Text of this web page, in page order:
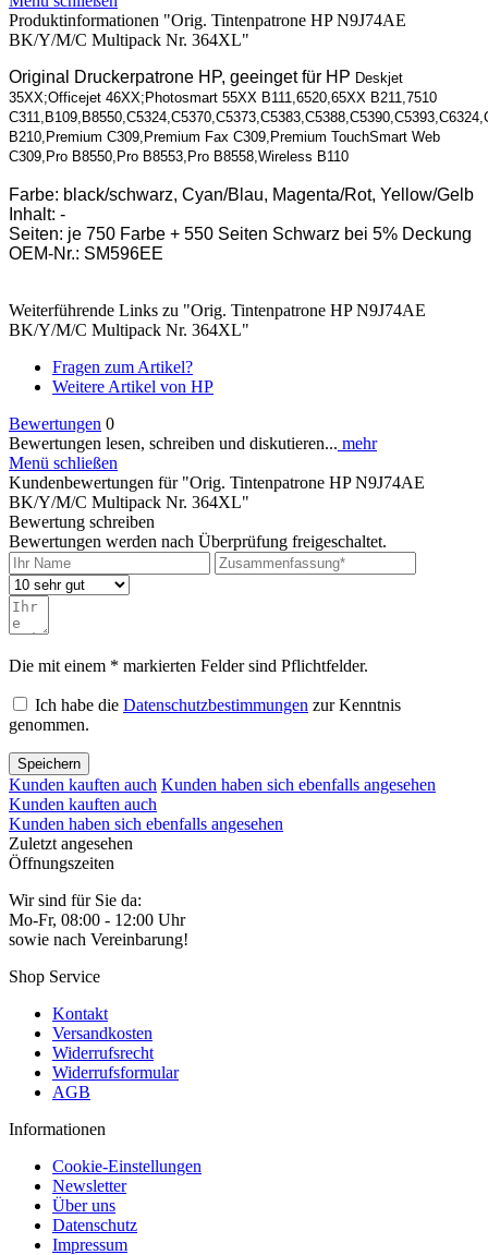
Produktinformationen "Orig. Tintenpatrone HP N9J74AE
BK/Y/M/C Multipack Nr. 364XL"
Original Druckerpatrone HP, geeinget für HP Deskjet
35XX;Officejet 46XX;Photosmart 55XX B111,6520,65XX B211,7510
B210,Premium C309,Premium Fax C309,Premium TouchSmart Web
C309,Pro B8550,Pro B8553,Pro B8558,Wireless B110
Farbe: black/schwarz, Cyan/Blau, Magenta/Rot, Yellow/Gelb
Inhalt: -
Seiten: je 750 Farbe + 550 Seiten Schwarz bei 5% Deckung
OEM-Nr.: SM596EE
Weiterführende Links zu "Orig. Tintenpatrone HP N9J74AE
BK/Y/M/C Multipack Nr. 364XL"
Fragen zum Artikel?
Weitere Artikel von HP
Bewertungen 0
Bewertungen lesen, schreiben und diskutieren... mehr
Menü schließen
Kundenbewertungen für "Orig. Tintenpatrone HP N9J74AE
BK/Y/M/C Multipack Nr. 364XL"
Bewertung schreiben
Bewertungen werden nach Überprüfung freigeschaltet.
Die mit einem * markierten Felder sind Pflichtfelder.
Ich habe die Datenschutzbestimmungen zur Kenntnis
genommen.
Speichern
Kunden kauften auch Kunden haben sich ebenfalls angesehen
Kunden kauften auch
Kunden haben sich ebenfalls angesehen
Zuletzt angesehen
Öffnungszeiten
Wir sind für Sie da:
Mo-Fr, 08:00 - 12:00 Uhr
sowie nach Vereinbarung!
Shop Service
Kontakt
Versandkosten
Widerrufsrecht
Widerrufsformular
AGB
Informationen
Cookie-Einstellungen
Newsletter
Über uns
Datenschutz
Impressum